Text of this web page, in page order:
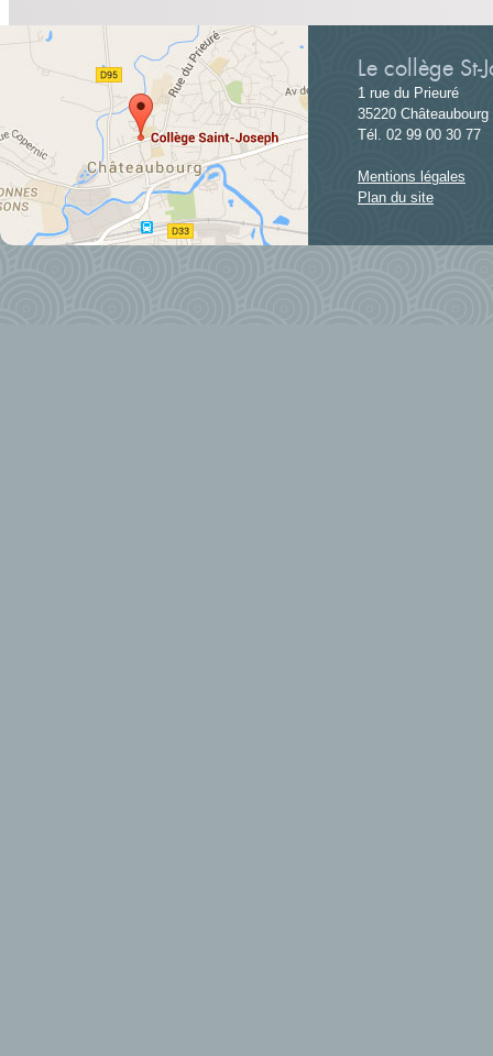
Le collège St-
1 rue du Prieuré
35220 Châteaubourg
Tél. 02 99 00 30 77
Mentions légales
Plan du site